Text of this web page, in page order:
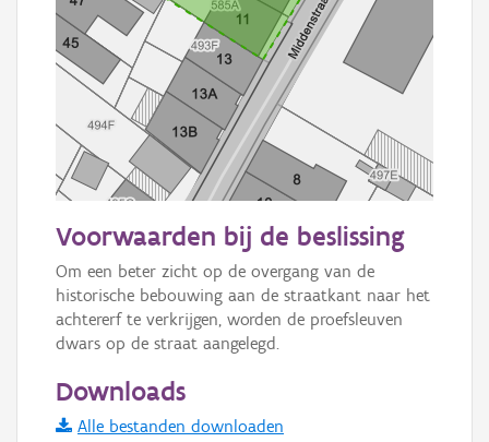
Informatie Vlaanderen
i
−
Voorwaarden bij de beslissing
Om een beter zicht op de overgang van de
historische bebouwing aan de straatkant naar het
achtererf te verkrijgen, worden de proefsleuven
dwars op de straat aangelegd.
Downloads
Alle bestanden downloaden